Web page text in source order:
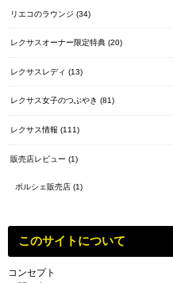
リエコのラウンジ(34)
レクサスオーナー限定特典(20)
レクサスレディ(13)
レクサス女子のつぶやき(81)
レクサス情報(111)
販売店レビュー(1)
ポルシェ販売店 (1)
このサイトについて
コンセプト